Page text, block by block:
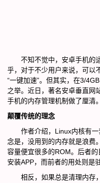
不知不觉中，安卓手机的
乎，对于不少用户来说，可以
“一键加速”。但其实，在3/
之举。近日，著名安卓垂直网
手机的内存管理机制做了厘清。
颠覆传统的理念
作者介绍，Linux内核有一
念是，没用到的内存就是浪费
容量便宜很多的ROM。后者的
安装APP，而前者的用处则是
相反，如果总是清理内存